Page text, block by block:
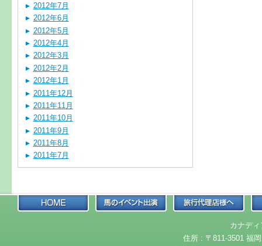
2012年7月
2012年6月
2012年5月
2012年4月
2012年3月
2012年2月
2012年1月
2011年12月
2011年11月
2011年10月
2011年9月
2011年8月
2011年7月
カナデ
住所 : 〒811-3501 福